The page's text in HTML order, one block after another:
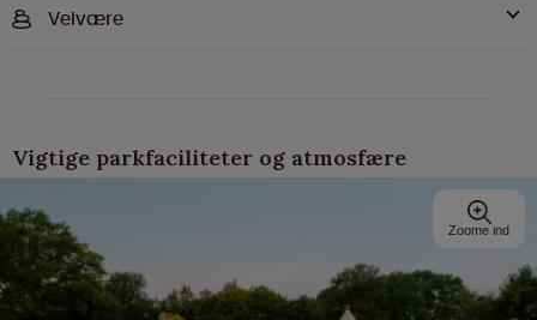
Velvære
Vigtige parkfaciliteter og atmosfære
Zoome ind